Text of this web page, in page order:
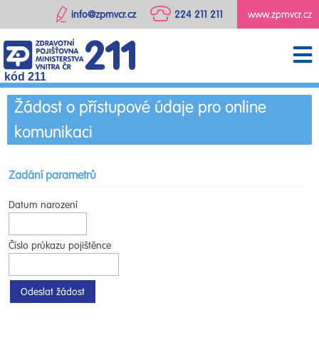
www.zpmvcr.cz
224 211 211
info@zpmvcr.cz
kód 211
Žádost o přístupové údaje pro online
komunikaci
Zadání parametrů
Datum narození
Číslo průkazu pojištěnce